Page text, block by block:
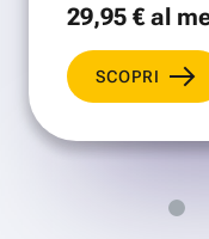
29,95 €al
SCOPRI